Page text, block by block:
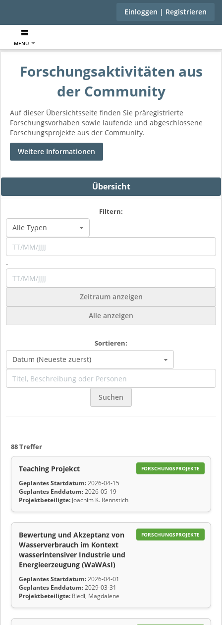
Einloggen | Registrieren
MENÜ
Forschungsaktivitäten aus
der Community
Auf dieser Übersichtsseite finden Sie präregistrierte
Forschungsvorhaben sowie laufende und abgeschlossene
Forschungsprojekte aus der Community.
Weitere Informationen
Übersicht
Filtern:
-
Zeitraum anzeigen
Alle anzeigen
Sortieren:
Suchen
88 Treffer
FORSCHUNGSPROJEKTE
Teaching Projekct
Geplantes Startdatum:2026-04-15
Geplantes Enddatum:2026-05-19
Projektbeteiligte: Joachim K. Rennstich
FORSCHUNGSPROJEKTE
Bewertung und Akzeptanz von
Wasserverbrauch im Kontext
wasserintensiver Industrie und
Energieerzeugung (WaWAsI)
Geplantes Startdatum:2026-04-01
Geplantes Enddatum:2029-03-31
Projektbeteiligte: Riedl, Magdalene